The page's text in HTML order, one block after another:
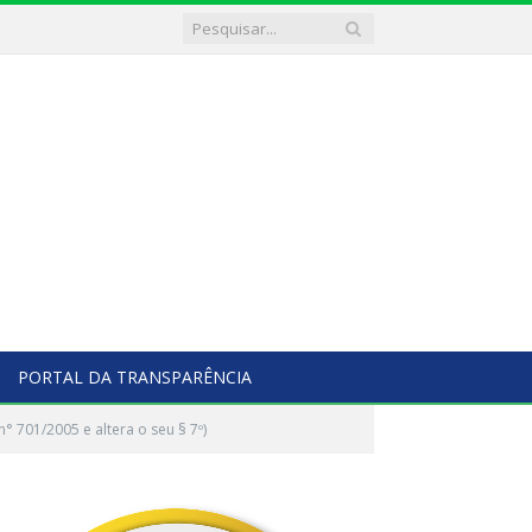
PORTAL DA TRANSPARÊNCIA
701/2005 e altera o seu § 7º)